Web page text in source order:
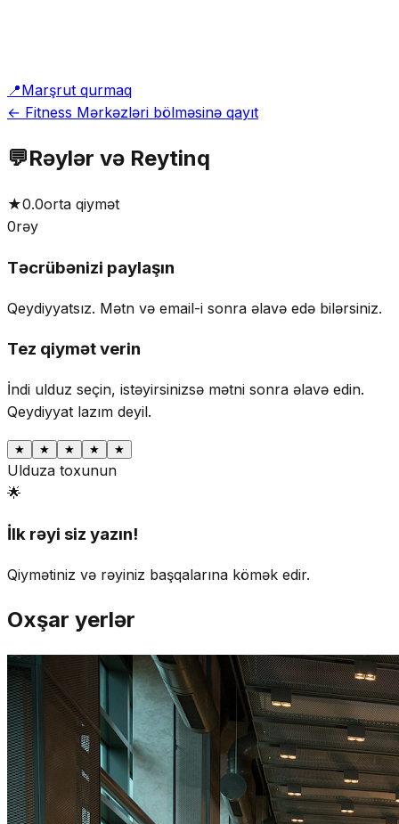
📍Marşrut qurmaq
← Fitness Mərkəzləri bölməsinə qayıt
💬Rəylər və Reytinq
★0.0orta qiymət
0rəy
Təcrübənizi paylaşın
Qeydiyyatsız. Mətn və email-i sonra əlavə edə bilərsiniz.
Tez qiymət verin
İndi ulduz seçin, istəyirsinizsə mətni sonra əlavə edin.
Qeydiyyat lazım deyil.
★ ★ ★ ★ ★
Ulduza toxunun
🌟
İlk rəyi siz yazın!
Qiymətiniz və rəyiniz başqalarına kömək edir.
Oxşar yerlər